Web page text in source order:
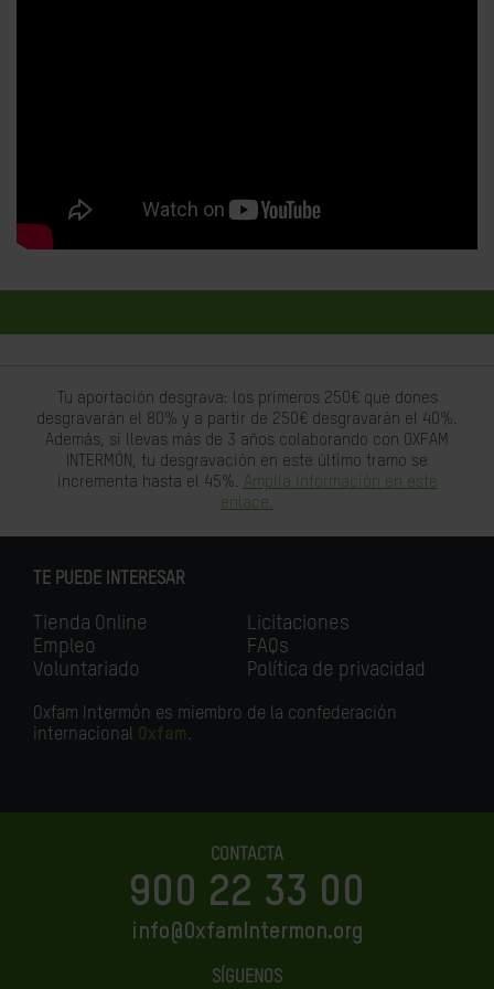
Tu aportación desgrava: los primeros 250€ que dones
desgravarán el 80% y a partir de 250€ desgravarán el 40%.
Además, si llevas más de 3 años colaborando con OXFAM
INTERMÓN, tu desgravación en este último tramo se
incrementa hasta el 45%. Amplia información en este
enlace.
TE PUEDE INTERESAR
Tienda Online
Empleo
Voluntariado
Licitaciones
FAQs
Política de privacidad
Oxfam Intermón es miembro de la confederación
internacional Oxfam.
CONTACTA
900 22 33 00
info@OxfamIntermon.org
SÍGUENOS